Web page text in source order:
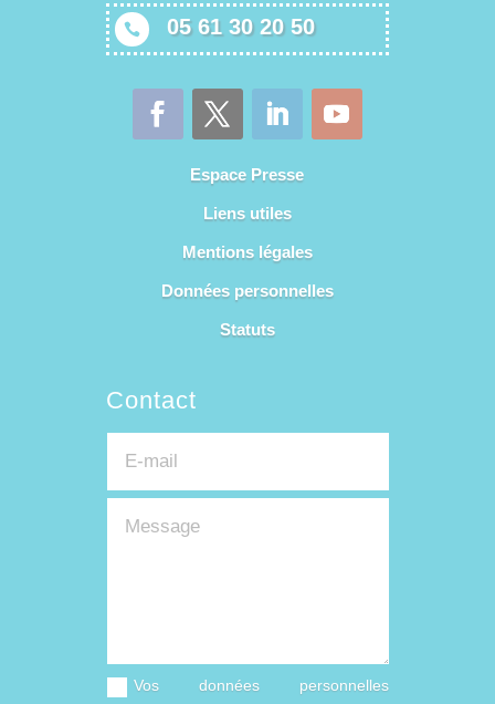
 05 61 30 20 50
Espace Presse
Liens utiles
Mentions légales
Données personnelles
Statuts
Contact
Vos données personnelles